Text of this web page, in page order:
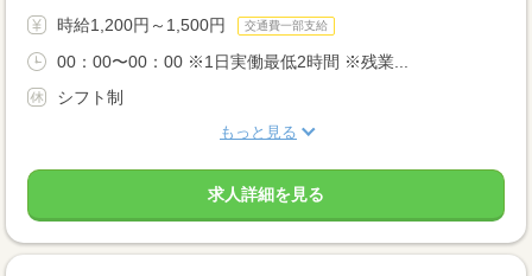
時給1,200円～1,500円 交通費一部支給
00：00〜00：00 ※1日実働最低2時間 ※残業...
シフト制
もっと見る
求人詳細を見る